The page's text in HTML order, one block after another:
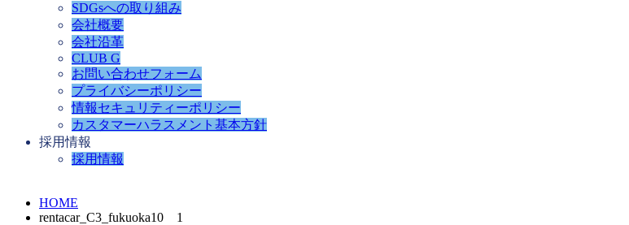
SDGsへの取り組み
会社概要
会社沿革
CLUB G
お問い合わせフォーム
プライバシーポリシー
情報セキュリティーポリシー
カスタマーハラスメント基本方針
採用情報
採用情報
HOME
rentacar_C3_fukuoka10 1